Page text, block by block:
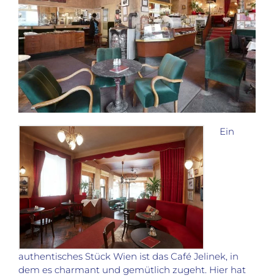
Ein
authentisches Stück Wien ist das Café Jelinek, in
dem es charmant und gemütlich zugeht. Hier hat